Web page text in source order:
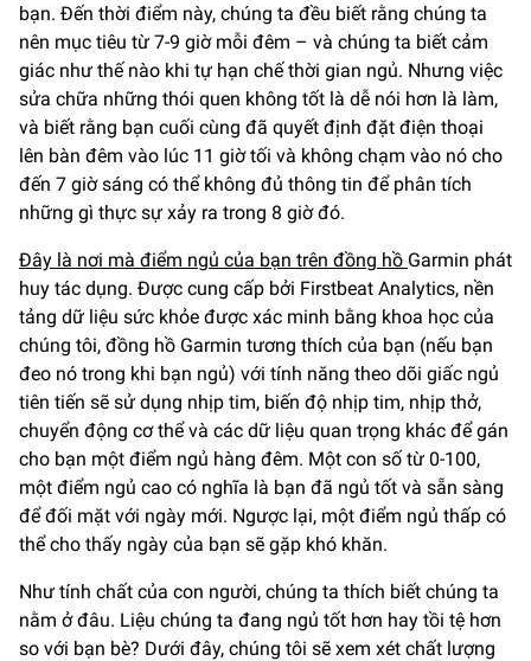
bạn. Đến thời điểm này, chúng ta đều biết rằng chúng ta
nên mục tiêu từ 7-9 giờ mỗi đêm – và chúng ta biết cảm
giác như thế nào khi tự hạn chế thời gian ngủ. Nhưng việc
sửa chữa những thói quen không tốt là dễ nói hơn là làm,
và biết rằng bạn cuối cùng đã quyết định đặt điện thoại
lên bàn đêm vào lúc 11 giờ tối và không chạm vào nó cho
đến 7 giờ sáng có thể không đủ thông tin để phân tích
những gì thực sự xảy ra trong 8 giờ đó.
Đây là nơi mà điểm ngủ của bạn trên đồng hồ Garmin phát
huy tác dụng. Được cung cấp bởi Firstbeat Analytics, nền
tảng dữ liệu sức khỏe được xác minh bằng khoa học của
chúng tôi, đồng hồ Garmin tương thích của bạn (nếu bạn
đeo nó trong khi bạn ngủ) với tính năng theo dõi giấc ngủ
tiên tiến sẽ sử dụng nhịp tim, biến độ nhịp tim, nhịp thở,
chuyển động cơ thể và các dữ liệu quan trọng khác để gán
cho bạn một điểm ngủ hàng đêm. Một con số từ 0-100,
một điểm ngủ cao có nghĩa là bạn đã ngủ tốt và sẵn sàng
để đối mặt với ngày mới. Ngược lại, một điểm ngủ thấp có
thể cho thấy ngày của bạn sẽ gặp khó khăn.
Như tính chất của con người, chúng ta thích biết chúng ta
nằm ở đâu. Liệu chúng ta đang ngủ tốt hơn hay tồi tệ hơn
so với bạn bè? Dưới đây, chúng tôi sẽ xem xét chất lượng